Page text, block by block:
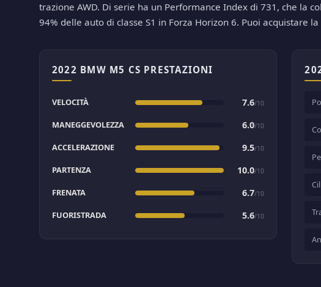
trazione AWD. Di serie ha un Performance Index di 731, che la
94% delle auto di classe S1 in Forza Horizon 6. Puoi acquistare
2022 BMW M5 CS PRESTAZIONI
VELOCITÀ 7.6/10
MANEGGEVOLEZZA 6.0/10
ACCELERAZIONE 9.5/10
PARTENZA 10.0/10
FRENATA 6.7/10
FUORISTRADA 5.6/10